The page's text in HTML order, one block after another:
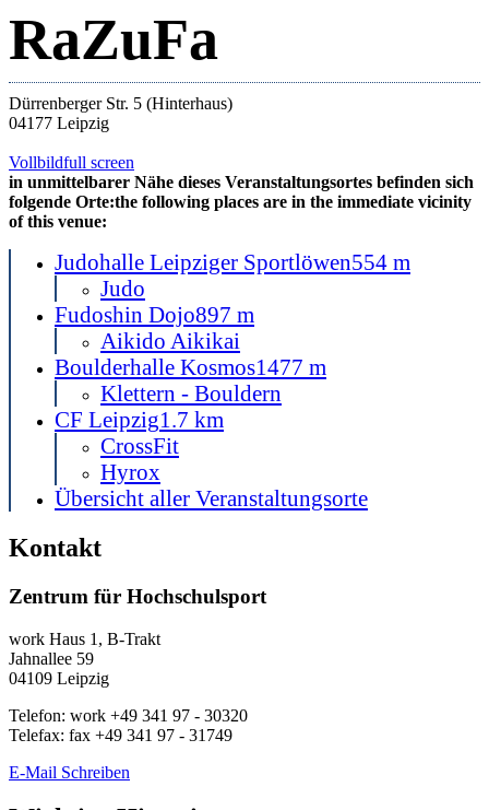
RaZuFa
Dürrenberger Str. 5 (Hinterhaus)
04177 Leipzig
Vollbildfull screen
in unmittelbarer Nähe dieses Veranstaltungsortes befinden sich
folgende Orte:the following places are in the immediate vicinity
of this venue:
Judohalle Leipziger Sportlöwen554 m
Judo
Fudoshin Dojo897 m
Aikido Aikikai
Boulderhalle Kosmos1477 m
Klettern - Bouldern
CF Leipzig1.7 km
CrossFit
Hyrox
Übersicht aller Veranstaltungsorte
Kontakt
Zentrum für Hochschulsport
work Haus 1, B-Trakt
Jahnallee 59
04109 Leipzig
Telefon: work +49 341 97 - 30320
Telefax: fax +49 341 97 - 31749
E-Mail Schreiben